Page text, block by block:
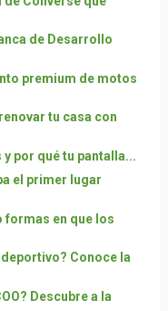
de Desarrollo
premium de motos
tu casa con
y por qué tu pantalla...
el primer lugar
formas en que los
Conoce la
Descubre a la